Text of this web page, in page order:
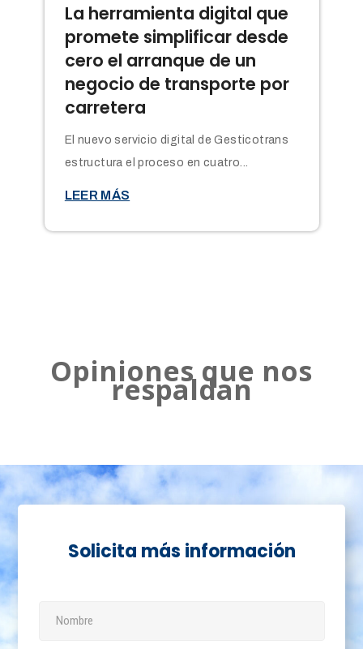
La herramienta digital que
promete simplificar desde
cero el arranque de un
negocio de transporte por
carretera
El nuevo servicio digital de Gesticotrans
estructura el proceso en cuatro...
LEER MÁS
Opiniones que nos
respaldan
Solicita más información